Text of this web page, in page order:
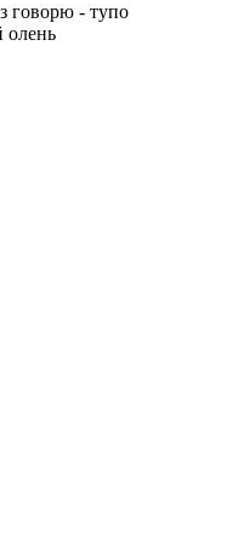
говорю - тупо
олень